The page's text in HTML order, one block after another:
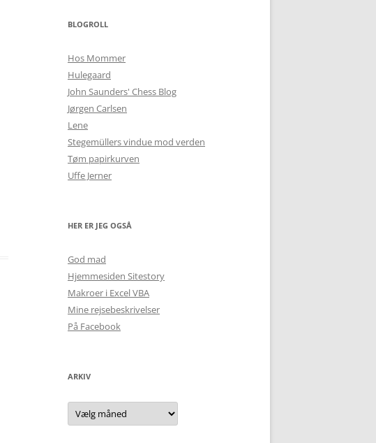
BLOGROLL
Hos Mommer
Hulegaard
John Saunders' Chess Blog
Jørgen Carlsen
Lene
Stegemüllers vindue mod verden
Tøm papirkurven
Uffe Jerner
HER ER JEG OGSÅ
God mad
Hjemmesiden Sitestory
Makroer i Excel VBA
Mine rejsebeskrivelser
På Facebook
ARKIV
Arkiv